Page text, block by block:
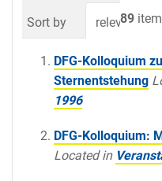
89
Sort by relevance
DFG-Kolloquium
Sternentstehung
1996
DFG-Kolloquium:
Located in